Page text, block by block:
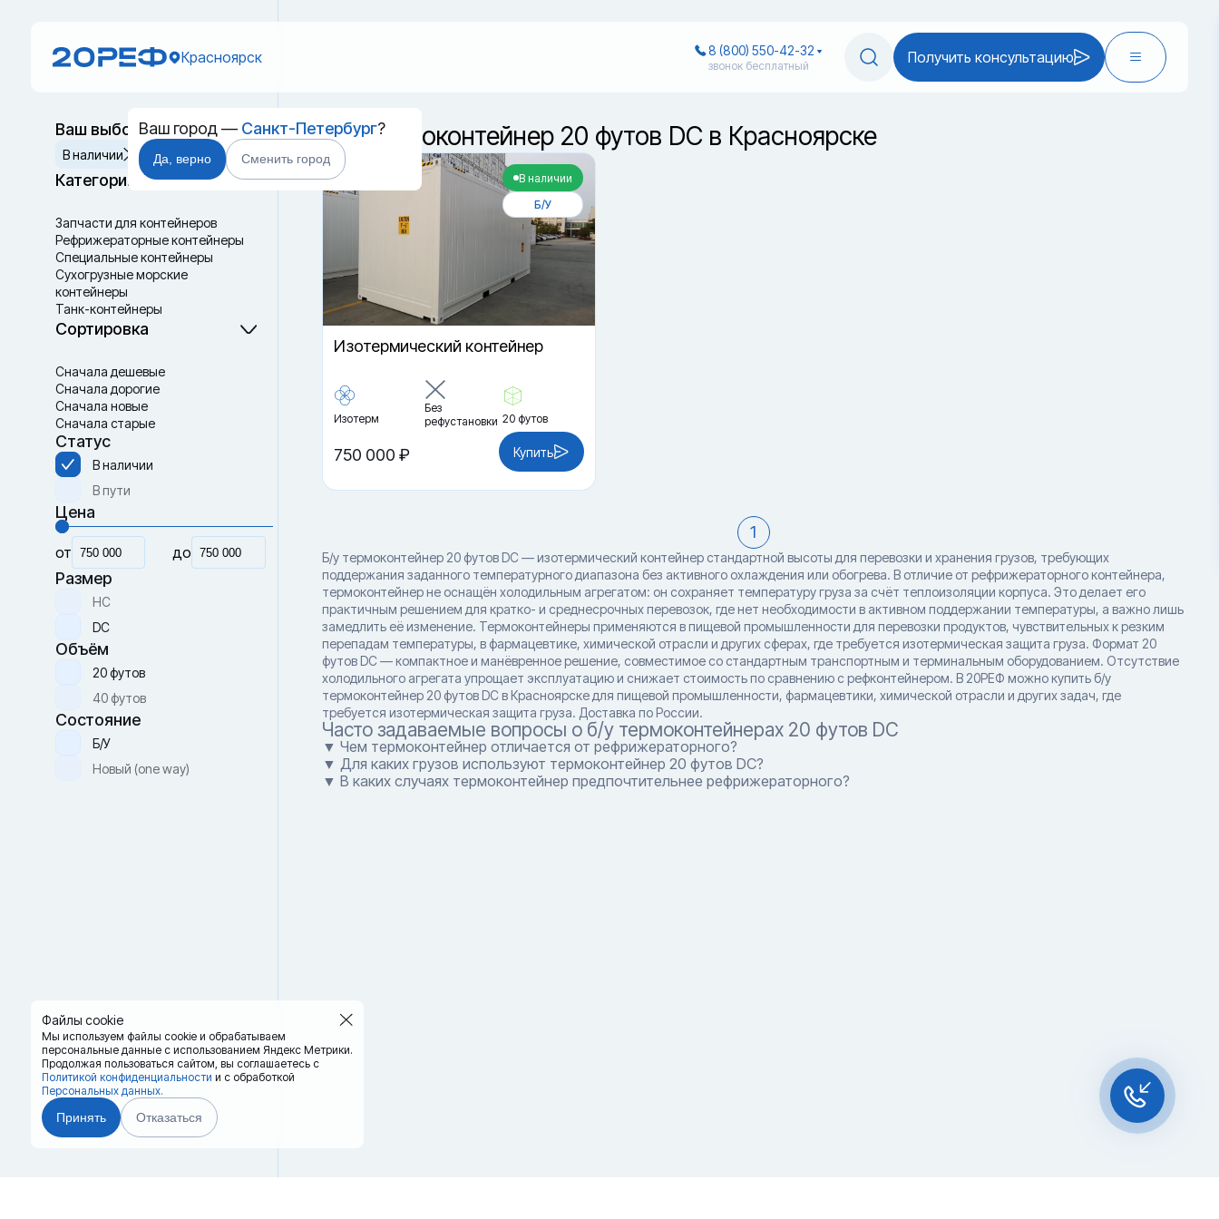
Красноярск
Ваш город — Санкт-Петербург?
Да, верно Сменить город
8 (800) 550-42-32
звонок бесплатный Получить консультацию
Файлы cookie
Мы используем файлы cookie и обрабатываем
персональные данные с использованием Яндекс Метрики.
Продолжая пользоваться сайтом, вы соглашаетесь с
Политикой конфиденциальности и с обработкой
Персональных данных.
Принять Отказаться
Ваш выбор
Сбросить
В наличии
Категории
Запчасти для контейнеров
Рефрижераторные контейнеры
Специальные контейнеры
Cухогрузные морские
контейнеры
Танк-контейнеры
Термоконтейнеры
Сортировка
Сначала дешевые
Сначала дорогие
Сначала новые
Сначала старые
Статус
В наличии
В пути
Цена
от до
Размер
HC
DC
Объём
20 футов
40 футов
Состояние
Б/У
Новый (one way)
Б/у термоконтейнер 20 футов DC в Красноярске
В наличии
Б/У
Изотермический контейнер
Изотерм
Без
рефустановки 20 футов
750 000 ₽ Купить
1
Б/у термоконтейнер 20 футов DC — изотермический контейнер стандартной высоты для перевозки и хранения грузов, требующих
поддержания заданного температурного диапазона без активного охлаждения или обогрева. В отличие от рефрижераторного контейнера,
термоконтейнер не оснащён холодильным агрегатом: он сохраняет температуру груза за счёт теплоизоляции корпуса. Это делает его
практичным решением для кратко- и среднесрочных перевозок, где нет необходимости в активном поддержании температуры, а важно лишь
замедлить её изменение. Термоконтейнеры применяются в пищевой промышленности для перевозки продуктов, чувствительных к резким
перепадам температуры, в фармацевтике, химической отрасли и других сферах, где требуется изотермическая защита груза. Формат 20
футов DC — компактное и манёвренное решение, совместимое со стандартным транспортным и терминальным оборудованием. Отсутствие
холодильного агрегата упрощает эксплуатацию и снижает стоимость по сравнению с рефконтейнером. В 20РЕФ можно купить б/у
термоконтейнер 20 футов DC в Красноярске для пищевой промышленности, фармацевтики, химической отрасли и других задач, где
требуется изотермическая защита груза. Доставка по России.
Часто задаваемые вопросы о б/у термоконтейнерах 20 футов DC
▼ Чем термоконтейнер отличается от рефрижераторного?
▼ Для каких грузов используют термоконтейнер 20 футов DC?
▼ В каких случаях термоконтейнер предпочтительнее рефрижераторного?